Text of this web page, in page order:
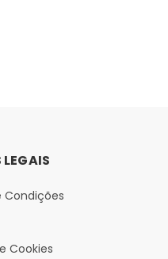
LEGAIS
Condições
Cookies